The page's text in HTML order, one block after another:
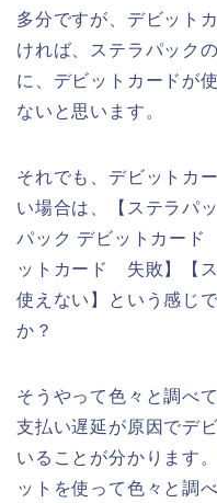
多分ですが、デビット
ければ、ステラパック
に、デビットカードが
ないと思います。
それでも、デビットカ
い場合は、【ステラパ
パック デビットカー
ットカード 失敗】【
使えない】という感じ
か？
そうやって色々と調べ
支払い遅延が原因でデ
いることが分かります
ットを使って色々と調